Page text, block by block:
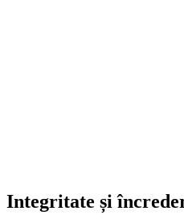
Integritate și